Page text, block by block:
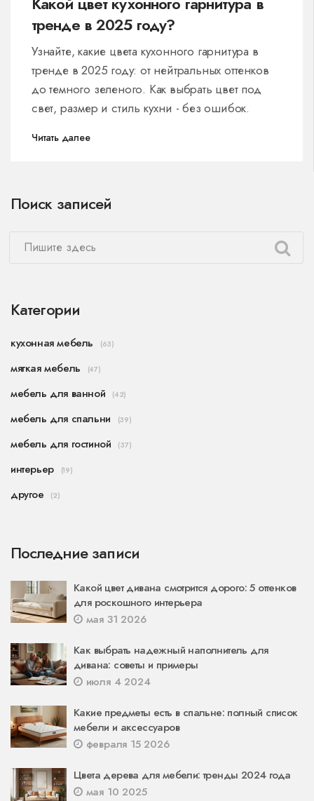
тренде в 2025 году?
Узнайте, какие цвета кухонного гарнитура в
тренде в 2025 году: от нейтральных оттенков
до темного зеленого. Как выбрать цвет под
свет, размер и стиль кухни - без ошибок.
Читать далее
Поиск записей
Категории
кухонная мебель (63)
мягкая мебель (47)
мебель для ванной (42)
мебель для спальни (39)
мебель для гостиной (37)
интерьер (19)
другое (2)
Последние записи
Какой цвет дивана смотрится дорого: 5 оттенков
для роскошного интерьера
мая 31 2026
Как выбрать надежный наполнитель для
дивана: советы и примеры
июля 4 2024
Какие предметы есть в спальне: полный список
мебели и аксессуаров
февраля 15 2026
Цвета дерева для мебели: тренды 2024 года
мая 10 2025